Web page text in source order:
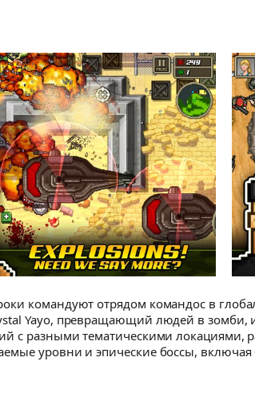
командуют отрядом командос в
Yayo, превращающий людей в зомби,
с разными тематическими локациями,
уровни и эпические боссы, включая